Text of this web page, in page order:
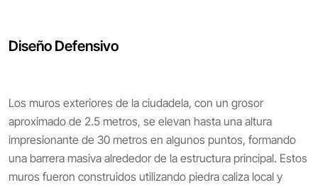
Diseño Defensivo
Los muros exteriores de la ciudadela, con un grosor
aproximado de 2.5 metros, se elevan hasta una altura
impresionante de 30 metros en algunos puntos, formando
una barrera masiva alrededor de la estructura principal. Estos
muros fueron construidos utilizando piedra caliza local y